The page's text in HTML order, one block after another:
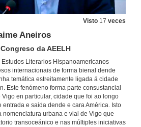
Visto 17 veces
Aneiros
da AEELH
Literarios Hispanoamericanos
internacionais de forma bienal dende
temática estreitamente ligada á cidade
Este fenómeno forma parte consustancial
en particular, cidade que foi ao longo
e saida dende e cara América. Isto
nomenclatura urbana e vial de Vigo que
transoceánico e nas múltiples iniciativas